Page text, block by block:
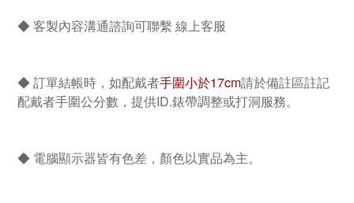
◆ 客製內容溝通諮詢可聯繫 線上客服
◆ 訂單結帳時，如配戴者手圍小於17cm請於備註區註記
配戴者手圍公分數，提供ID.錶帶調整或打洞服務。
◆ 電腦顯示器皆有色差，顏色以實品為主。